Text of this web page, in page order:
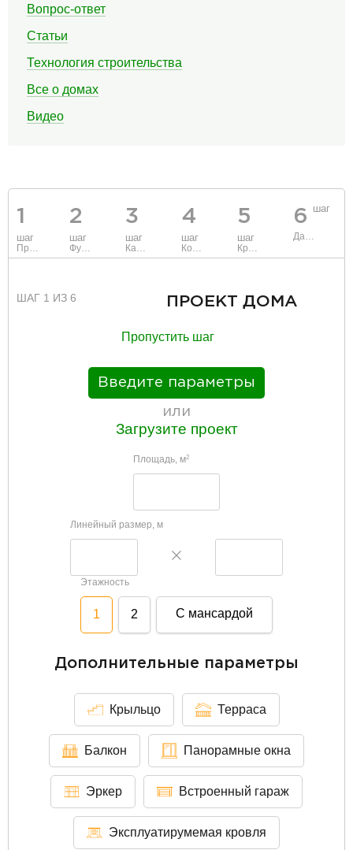
Вопрос-ответ
Статьи
Технология строительства
Все о домах
Видео
1
шаг
2
шаг
3
шаг
4
шаг
5
шаг
6 шаг
ШАГ 1 ИЗ 6 ПРОЕКТ ДОМА
Пропустить шаг
Введите параметры
или
Загрузите проект
Площадь, м2
Линейный размер, м
Этажность
1 2 С мансардой
Дополнительные параметры
Крыльцо Терраса
Балкон Панорамные окна
Эркер Встроенный гараж
Эксплуатирумемая кровля